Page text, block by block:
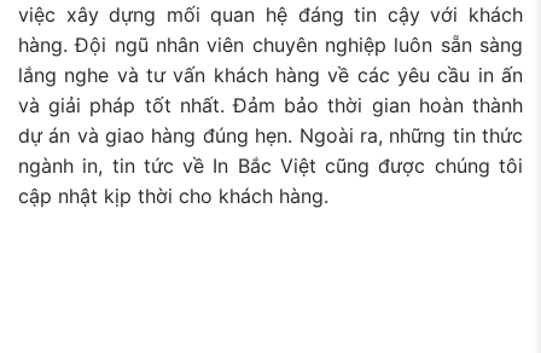
việc xây dựng mối quan hệ đáng tin cậy với khách
hàng. Đội ngũ nhân viên chuyên nghiệp luôn sẵn sàng
lắng nghe và tư vấn khách hàng về các yêu cầu in ấn
và giải pháp tốt nhất. Đảm bảo thời gian hoàn thành
dự án và giao hàng đúng hẹn. Ngoài ra, những tin thức
ngành in, tin tức về In Bắc Việtcũng được chúng tôi
cập nhật kịp thời cho khách hàng.